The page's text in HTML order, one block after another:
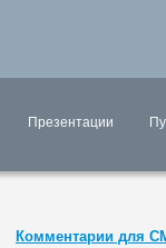
Презентации
Комментарии для